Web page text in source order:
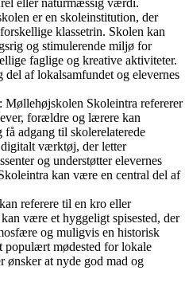
er en skoleinstitution, der
klassetrin. Skolen kan
og stimulerende miljø for
faglige og kreative aktiviteter.
af lokalsamfundet og elevernes
Skoleintra refererer
forældre og lærere kan
adgang til skolerelaterede
værktøj, der letter
og understøtter elevernes
kan være en central del af
referere til en kro eller
være et hyggeligt spisested, der
og muligvis en historisk
mødested for lokale
ønsker at nyde god mad og